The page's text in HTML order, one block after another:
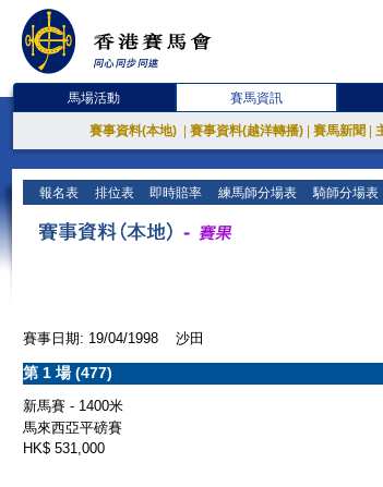
馬場活動 賽馬資訊
賽事資料(本地) 賽事資料(越洋轉播) 賽馬新聞
報名表 排位表 即時賠率 練馬師分場表 騎師分場表
賽事日期: 19/04/1998 沙田
第 1 場 (477)
新馬賽 - 1400米
馬來西亞平磅賽
HK$ 531,000